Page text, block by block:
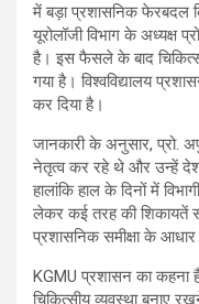
में बड़ा प्रशासनिक फेरबदल
यूरोलॉजी विभाग के अध्यक्ष
है। इस फैसले के बाद
गया है। विश्वविद्यालय
कर दिया है।
जानकारी के अनुसार, प्रो.
नेतृत्व कर रहे थे और उन्हें देश
हालांकि हाल के दिनों में
लेकर कई तरह की शिकायतें
प्रशासनिक समीक्षा के आधार
KGMU प्रशासन का कहना
चिकित्सीय व्यवस्था बनाए